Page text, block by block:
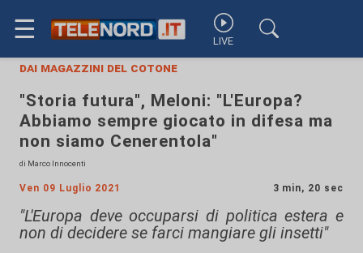
☰ LIVE
dai magazzini del cotone
"Storia futura", Meloni: "L'Europa?
Abbiamo sempre giocato in difesa ma
non siamo Cenerentola"
di Marco Innocenti
Ven 09 Luglio 2021 3 min, 20 sec
"L'Europa deve occuparsi di politica estera e
non di decidere se farci mangiare gli insetti"